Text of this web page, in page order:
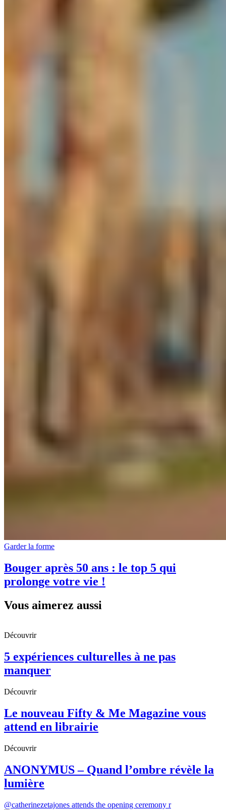
Garder la forme
Bouger après 50 ans : le top 5 qui
prolonge votre vie !
Vous aimerez aussi
Découvrir
5 expériences culturelles à ne pas
manquer
Découvrir
Le nouveau Fifty & Me Magazine vous
attend en librairie
Découvrir
ANONYMUS – Quand l’ombre révèle la
lumière
@catherinezetajones attends the opening ceremony r